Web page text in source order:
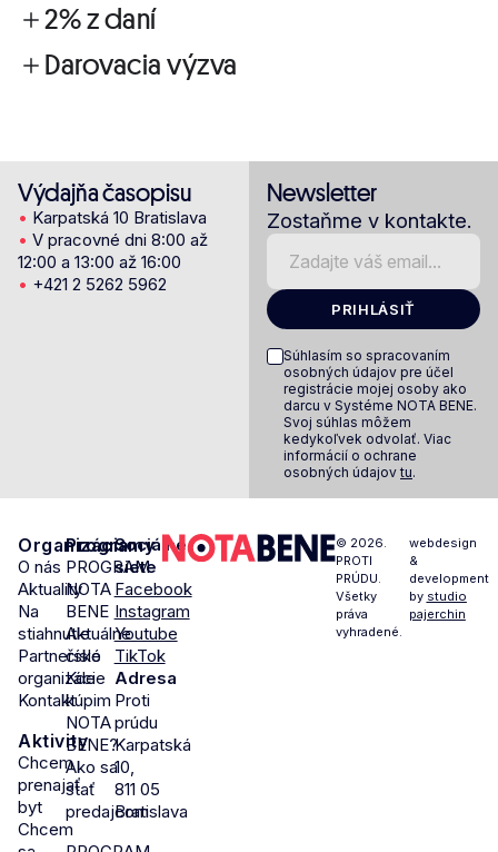
2% z daní
Darovacia výzva
Výdajňa časopisu
• Karpatská 10 Bratislava
• V pracovné dni 8:00 až
12:00 a 13:00 až 16:00
• +421 2 5262 5962
Newsletter
Zostaňme v kontakte.
PRIHLÁSIŤ
Súhlasím so spracovaním
osobných údajov pre účel
registrácie mojej osoby ako
darcu v Systéme NOTA BENE.
Svoj súhlas môžem
kedykoľvek odvolať. Viac
informácií o ochrane
osobných údajov tu.
Organizácia
O nás
Aktuality
Na
stiahnutie
Partnerské
organizácie
Kontakt
Aktivity
Chcem
prenajať
byt
Chcem
Programy
PROGRAM
NOTA
BENE
Aktuálne
číslo
Kde
kúpim
NOTA
BENE?
Ako sa
stať
predajcom
Sociálne
siete
Facebook
Instagram
Youtube
TikTok
Adresa
Proti
prúdu
Karpatská
10,
811 05
Bratislava
© 2026.
PROTI
PRÚDU.
Všetky
práva
vyhradené.
webdesign
&
development
by studio
pajerchin